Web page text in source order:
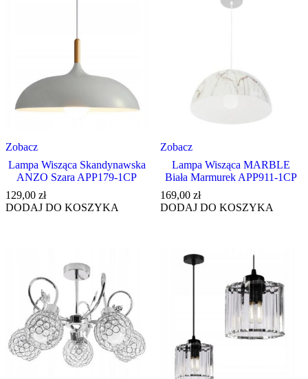
Zobacz
Lampa Wisząca Skandynawska
ANZO Szara APP179-1CP
129,00 zł
DODAJ DO KOSZYKA
Zobacz
Lampa Wisząca MARBLE
Biała Marmurek APP911-1CP
169,00 zł
DODAJ DO KOSZYKA